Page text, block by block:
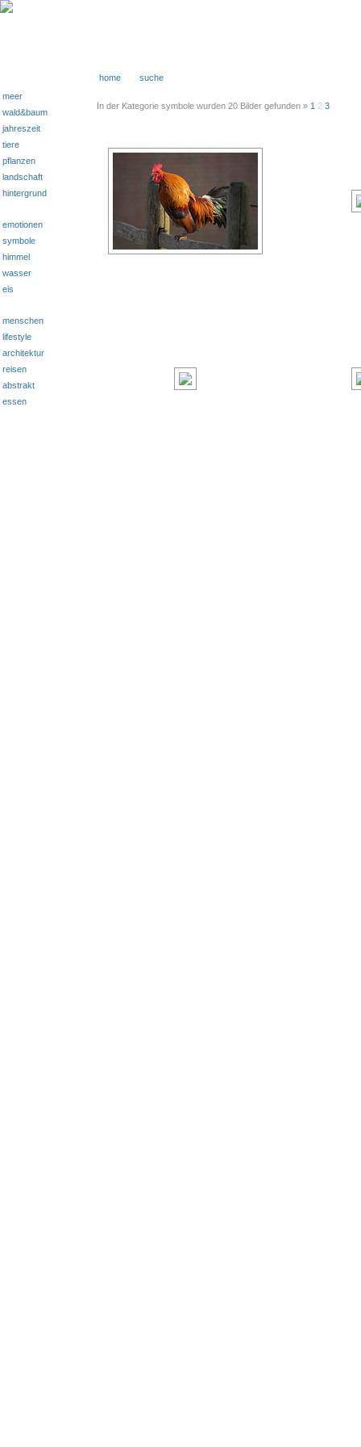
home suche
In der Kategorie symbole wurden 20 Bilder gefunden » 1 2 3
meer
wald&baum
jahreszeit
tiere
pflanzen
landschaft
hintergrund
emotionen
symbole
himmel
wasser
eis
menschen
lifestyle
architektur
reisen
abstrakt
essen